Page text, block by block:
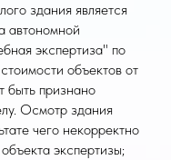
здания является
автономной
экспертиза" по
объектов от
признано
Осмотр здания
чего некорректно
экспертизы;